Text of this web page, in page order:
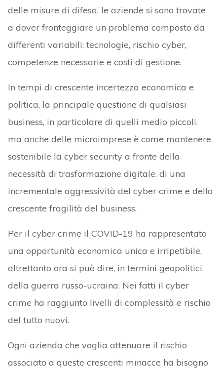
delle misure di difesa, le aziende si sono trovate
a dover fronteggiare un problema composto da
differenti variabili: tecnologie, rischio cyber,
competenze necessarie e costi di gestione.
In tempi di crescente incertezza economica e
politica, la principale questione di qualsiasi
business, in particolare di quelli medio piccoli,
ma anche delle microimprese è come mantenere
sostenibile la cyber security a fronte della
necessità di trasformazione digitale, di una
incrementale aggressività del cyber crime e della
crescente fragilità del business.
Per il cyber crime il COVID-19 ha rappresentato
una opportunità economica unica e irripetibile,
altrettanto ora si può dire, in termini geopolitici,
della guerra russo-ucraina. Nei fatti il cyber
crime ha raggiunto livelli di complessità e rischio
del tutto nuovi.
Ogni azienda che voglia attenuare il rischio
associato a queste crescenti minacce ha bisogno